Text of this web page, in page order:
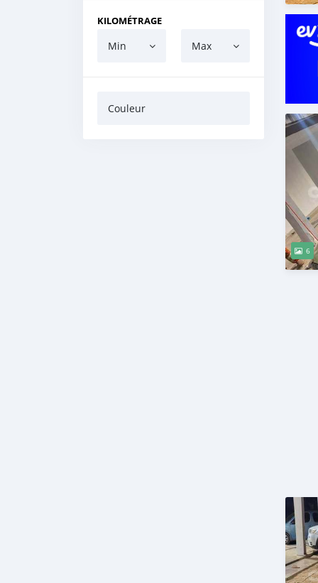
KILOMÉTRAGE
Min Max
Couleur
6